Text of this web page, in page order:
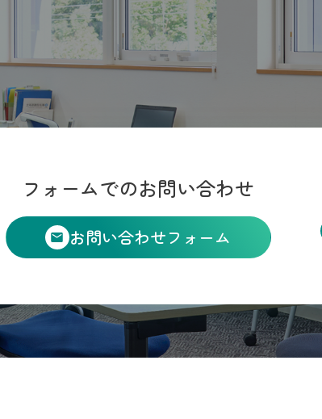
フォームでのお問い合わせ
お問い合わせフォーム